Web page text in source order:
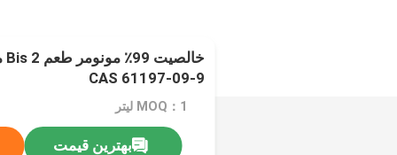
CAS 61197-09-9
MOQ：1 لیتر
بهترین قیمت